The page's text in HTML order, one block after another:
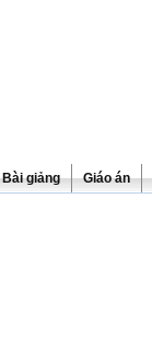
Bài giảng Giáo án